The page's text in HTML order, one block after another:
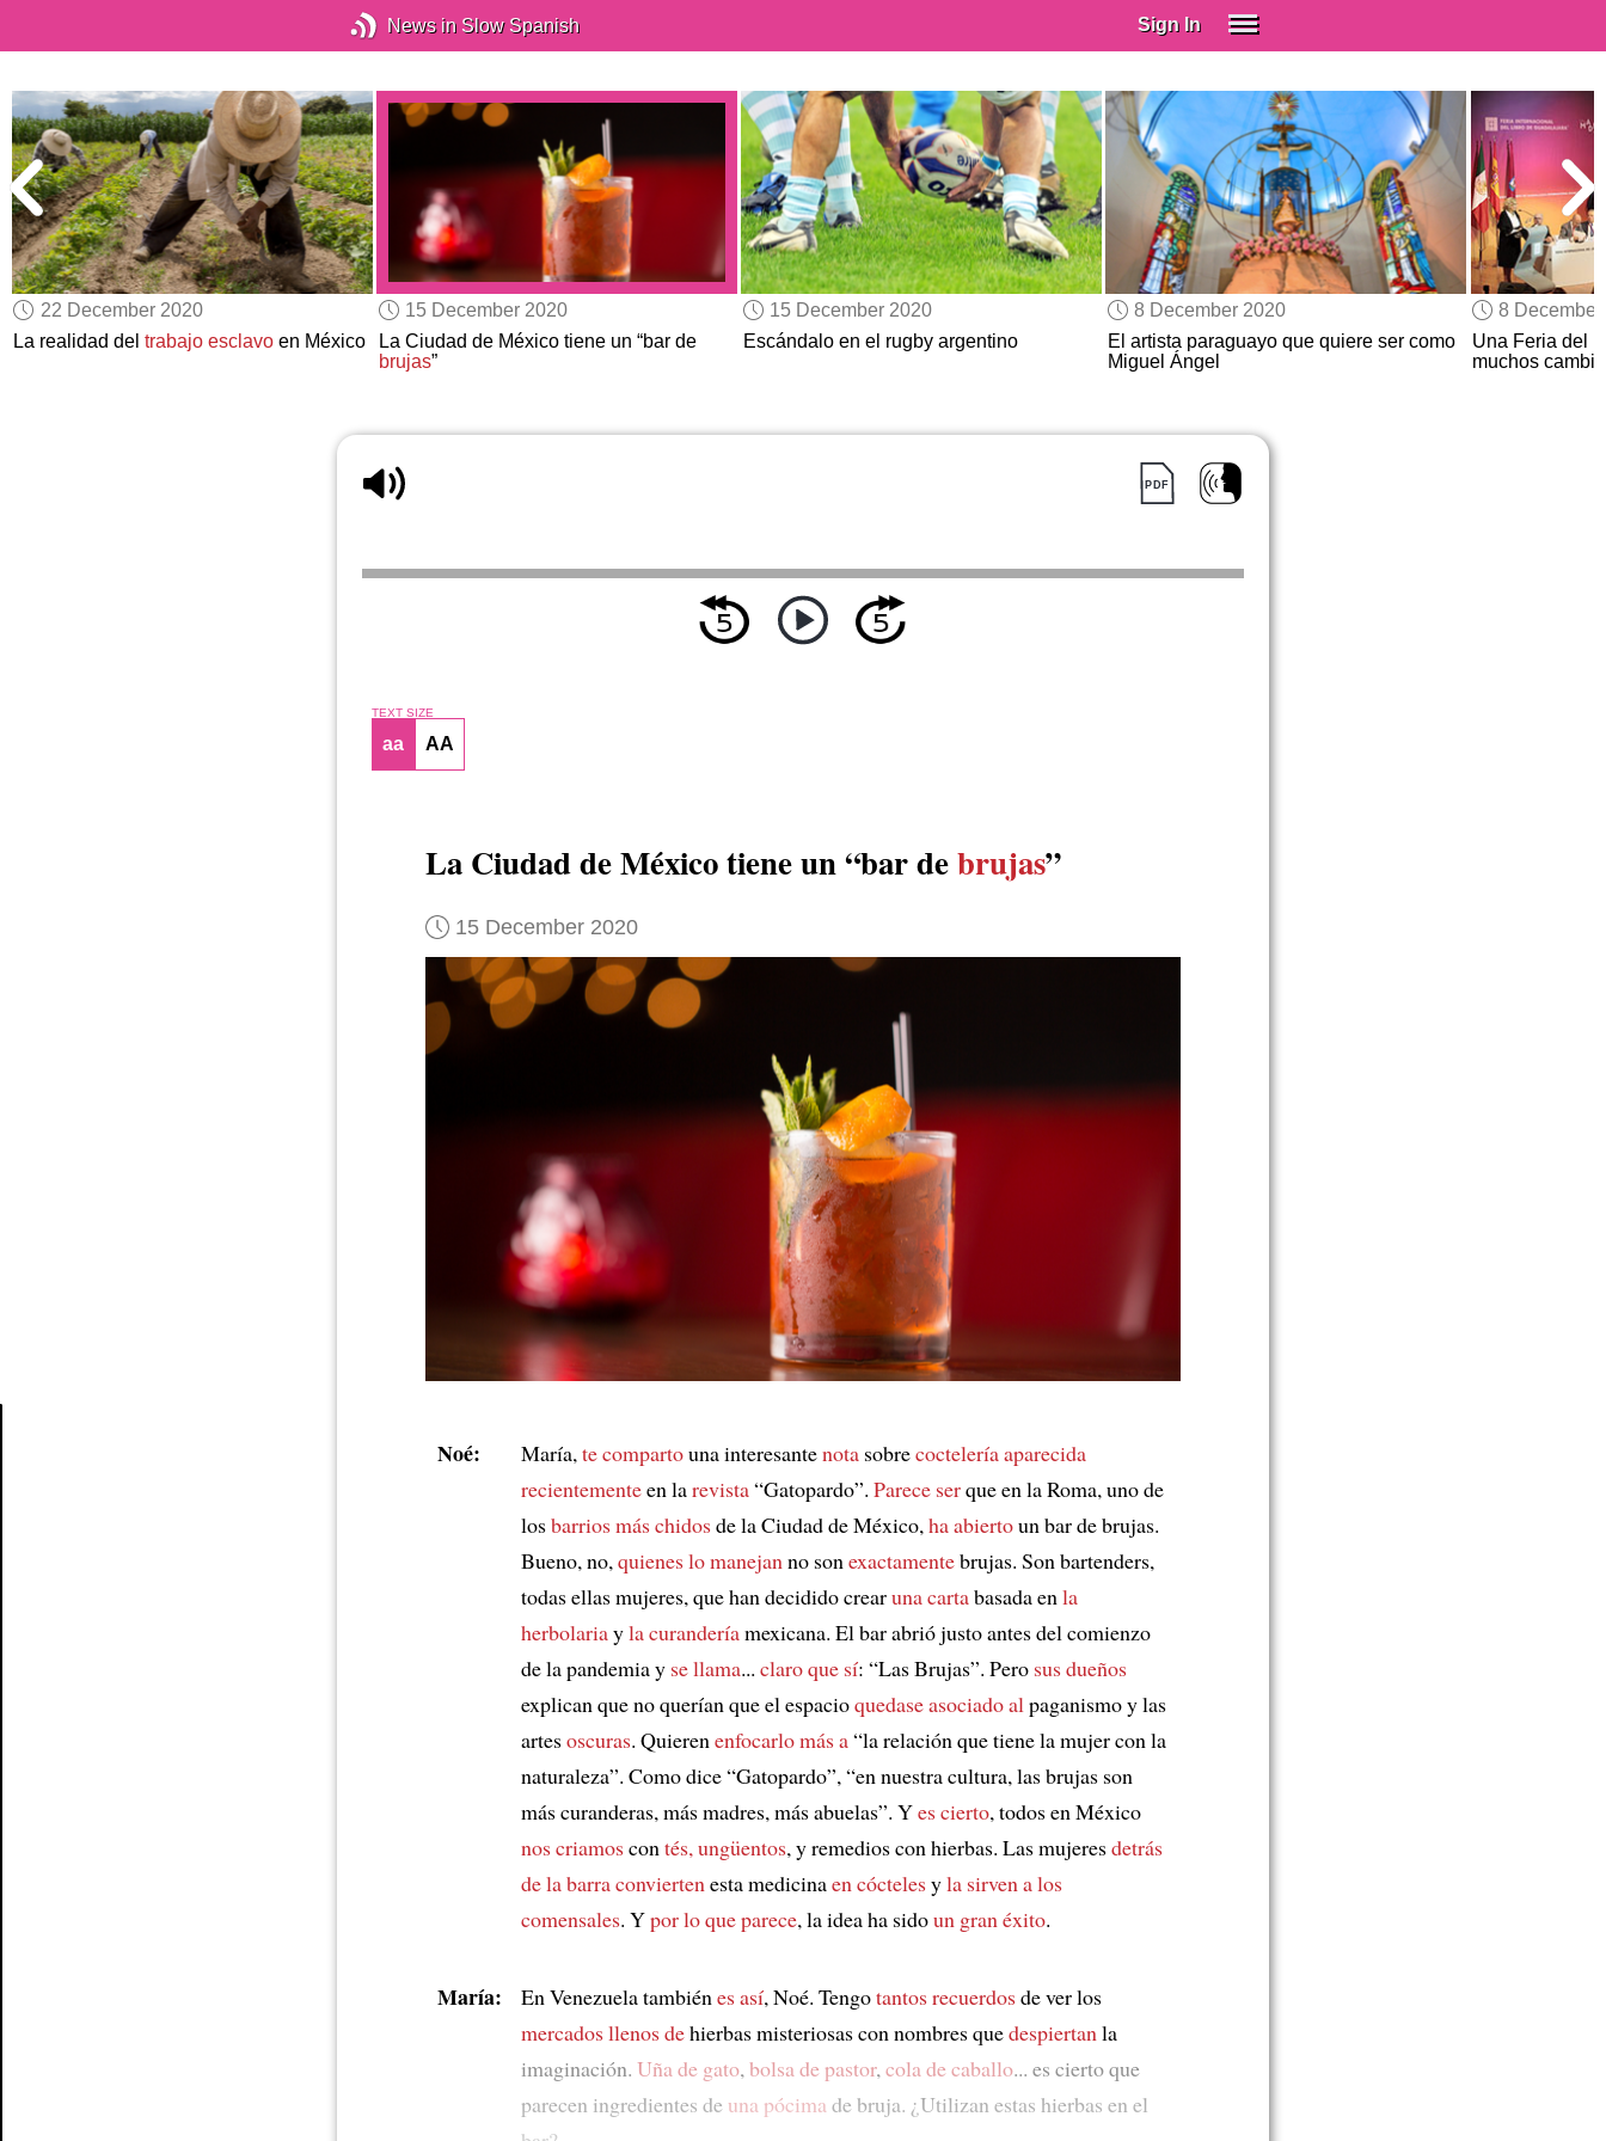
News in Slow Spanish Sign In
Spanish (Spain)
Spanish (Latino)
SUBSCRIBE
EDUCATIONAL LICENSES
GIFT CARDS
OTHER LANGUAGES
22 December 2020
La realidad deltrabajo esclavo en México
15 December 2020
La Ciudad de México tiene un “bar de
brujas”
15 December 2020
Escándalo en el rugby argentino
8 December 2020
El artista paraguayo que quiere ser como
Miguel Ángel
8
Una Feria del
muchos
TEXT SIZE
aa AA
La Ciudad de México tiene un “bar debrujas”
15 December 2020
Noé: María,te compartouna interesantenota sobrecocteleríaaparecida
recientementeen larevista“Gatopardo”. Parece serque en la Roma, uno de
losbarriosmás chidosde la Ciudad de México,ha abiertoun bar de brujas.
Bueno, no,quienes lo manejanno sonexactamentebrujas. Son bartenders,
todas ellas mujeres, que han decidido crearuna cartabasada enla
herbolariayla curanderíamexicana. El bar abrió justo antes del comienzo
de la pandemia y se llama... claro que sí: “Las Brujas”. Pero sus dueños
explican que no querían que el espacioquedase asociado alpaganismo y las
artesoscuras. Quierenenfocarlo más a“la relación que tiene la mujer con la
naturaleza”. Como dice “Gatopardo”, “en nuestra cultura, las brujas son
más curanderas, más madres, más abuelas”. Yes cierto, todos en México
nos criamoscontés, ungüentos, y remedios con hierbas. Las mujeresdetrás
de la barraconviertenesta medicinaen cóctelesyla sirven a los
comensales. Ypor lo que parece, la idea ha sidoun gran éxito.
María: En Venezuela tambiénes así, Noé. Tengotantos recuerdosde ver los
mercados llenos dehierbas misteriosas con nombres quedespiertanla
imaginación. Uña de gato,bolsa de pastor,cola de caballo... es cierto que
parecen ingredientes de una pócimade bruja. ¿Utilizan estas hierbas en el